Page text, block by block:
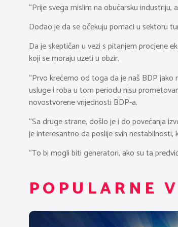
“Prije svega mislim na obućarsku industriju,
Dodao je da se očekuju pomaci u sektoru
Da je skeptičan u vezi s pitanjem procjene
koji se moraju uzeti u obzir.
“Prvo krećemo od toga da je naš BDP
usluge i roba u tom periodu nisu
novostvorene vrijednosti BDP-a.
“Sa druge strane, došlo je i do povećanja
je interesantno da poslije svih
“To bi mogli biti generatori, ako su ta
POPULARNE